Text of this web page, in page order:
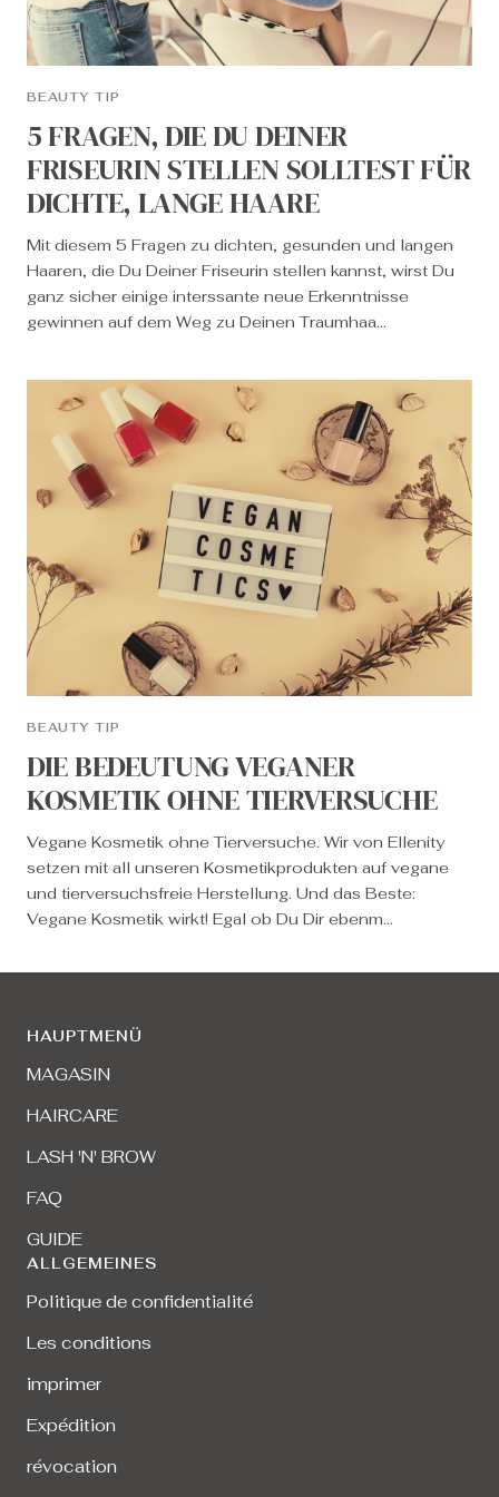
BEAUTY TIP
5 FRAGEN, DIE DU DEINER
FRISEURIN STELLEN SOLLTEST FÜR
DICHTE, LANGE HAARE
Mit diesem 5 Fragen zu dichten, gesunden und langen
Haaren, die Du Deiner Friseurin stellen kannst, wirst Du
ganz sicher einige interssante neue Erkenntnisse
gewinnen auf dem Weg zu Deinen Traumhaa...
BEAUTY TIP
DIE BEDEUTUNG VEGANER
KOSMETIK OHNE TIERVERSUCHE
Vegane Kosmetik ohne Tierversuche. Wir von Ellenity
setzen mit all unseren Kosmetikprodukten auf vegane
und tierversuchsfreie Herstellung. Und das Beste:
Vegane Kosmetik wirkt! Egal ob Du Dir ebenm...
HAUPTMENÜ
MAGASIN
HAIRCARE
LASH 'N' BROW
FAQ
GUIDE
ALLGEMEINES
Politique de confidentialité
Les conditions
imprimer
Expédition
révocation